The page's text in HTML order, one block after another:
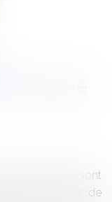
fiscalité
prévoit que sont
les livraisons de